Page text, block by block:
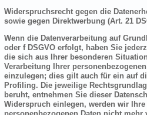
Widerspruchsrecht gegen die
sowie gegen Direktwerbung (Art. 21
Wenn die Datenverarbeitung auf
oder f DSGVO erfolgt, haben Sie
die sich aus Ihrer besonderen
Verarbeitung Ihrer
einzulegen; dies gilt auch für ein auf
Profiling. Die jeweilige
beruht, entnehmen Sie dieser
Widerspruch einlegen, werden wir Ihre